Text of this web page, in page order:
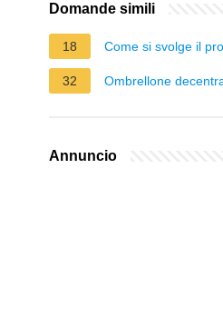
Domande simili
18 Come si svolge il
32 Ombrellone
Annuncio